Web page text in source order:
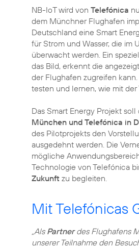
NB-IoT wird von Telefónica
dem Münchner Flughafen
Deutschland eine Smart
für Strom und Wasser, die im
überwacht werden. Ein
das Bild, erkennt die
der Flughafen zugreifen
testen und lernen, wie mit
Das Smart Energy Projekt
München und Telefónica in
des Pilotprojekts den
ausgedehnt werden. Die
mögliche
Technologie von Telefónica
Zukunft zu begleiten.
Mit Telefónicas
„Als Partnerdes Flughafens
unserer Teilnahme den